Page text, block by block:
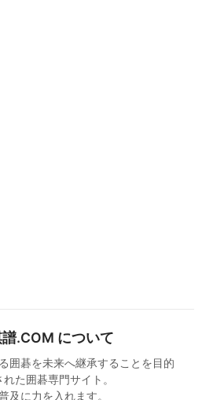
譜.COM について
囲碁を未来へ継承することを目的
た囲碁専門サイト。
及に力を入れます。